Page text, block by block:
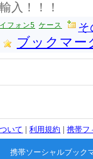
入！！！
フォン5 ケース そ
ブックマー
いて |利用規約 |携帯フ
携帯ソーシャルブック